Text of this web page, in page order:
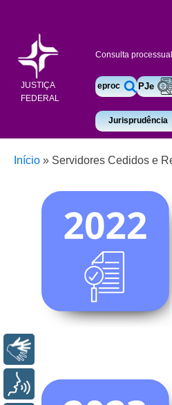
JUSTIÇA
FEDERAL
Consulta processual
eproc PJe
Jurisprudência
Início » Servidores Cedidos e
Voz